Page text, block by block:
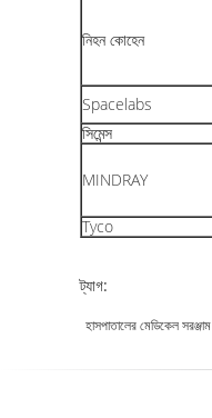
নিহন কোহেন
Spacelabs
সিমেন্স
MINDRAY
Tyco
ট্যাগ:
হাসপাতালের মেডিকেল সরঞ্জাম